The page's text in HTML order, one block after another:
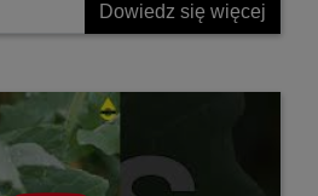
Dowiedz się więcej